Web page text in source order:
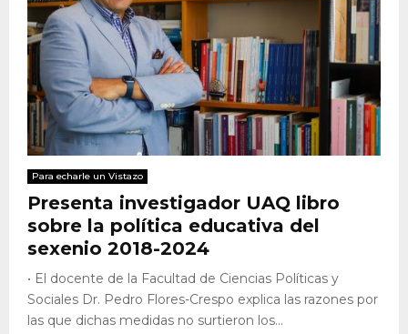
Para echarle un Vistazo
Presenta investigador UAQ libro
sobre la política educativa del
sexenio 2018-2024
• El docente de la Facultad de Ciencias Políticas y
Sociales Dr. Pedro Flores-Crespo explica las razones por
las que dichas medidas no surtieron los...